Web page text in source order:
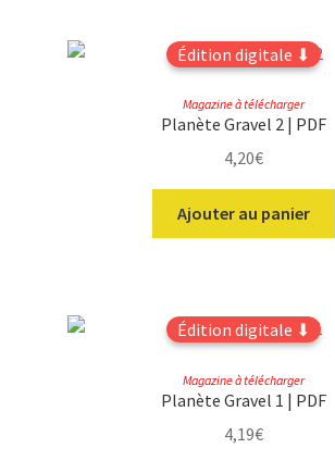
Édition digitale ⬇
Magazine à télécharger
Planète Gravel 2 | PDF
4,20€
Ajouter au panier
Édition digitale ⬇
Magazine à télécharger
Planète Gravel 1 | PDF
4,19€